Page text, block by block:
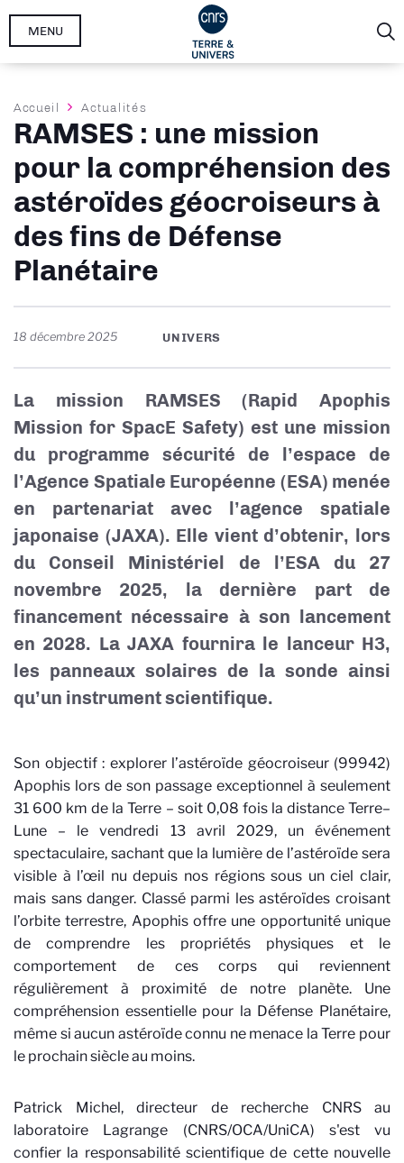
Aller
MENU
Fil
d'Ariane
Accueil Actualités
RAMSES : une mission
pour la compréhension des
astéroïdes géocroiseurs à
des fins de Défense
Planétaire
18 décembre 2025 UNIVERS
La mission RAMSES (Rapid Apophis
Mission for SpacE Safety) est une mission
du programme sécurité de l’espace de
l’Agence Spatiale Européenne (ESA) menée
en partenariat avec l’agence spatiale
japonaise (JAXA). Elle vient d’obtenir, lors
du Conseil Ministériel de l’ESA du 27
novembre 2025, la dernière part de
financement nécessaire à son lancement
en 2028. La JAXA fournira le lanceur H3,
les panneaux solaires de la sonde ainsi
qu’un instrument scientifique.
Son objectif : explorer l’astéroïde géocroiseur (99942)
Apophis lors de son passage exceptionnel à seulement
31 600 km de la Terre – soit 0,08 fois la distance Terre–
Lune – le vendredi 13 avril 2029, un événement
spectaculaire, sachant que la lumière de l’astéroïde sera
visible à l’œil nu depuis nos régions sous un ciel clair,
mais sans danger. Classé parmi les astéroïdes croisant
l’orbite terrestre, Apophis offre une opportunité unique
de comprendre les propriétés physiques et le
comportement de ces corps qui reviennent
régulièrement à proximité de notre planète. Une
compréhension essentielle pour la Défense Planétaire,
même si aucun astéroïde connu ne menace la Terre pour
le prochain siècle au moins.
Patrick Michel, directeur de recherche CNRS au
laboratoire Lagrange (CNRS/OCA/UniCA) s'est vu
confier la responsabilité scientifique de cette nouvelle